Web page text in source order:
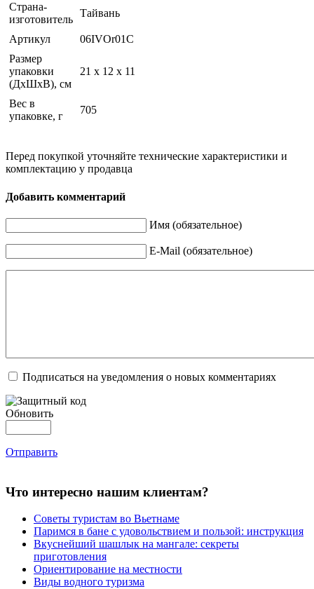
Страна-
изготовитель
Тайвань
Артикул
06IVOr01C
Размер
упаковки
(ДхШхВ), см
21 x 12 x 11
Вес в
упаковке, г
705
Перед покупкой уточняйте технические характеристики и
комплектацию у продавца
Добавить комментарий
Имя (обязательное)
E-Mail (обязательное)
Подписаться на уведомления о новых комментариях
Обновить
Отправить
Что интересно нашим клиентам?
Советы туристам во Вьетнаме
Паримся в бане с удовольствием и пользой: инструкция
Вкуснейший шашлык на мангале: секреты
приготовления
Ориентирование на местности
Виды водного туризма